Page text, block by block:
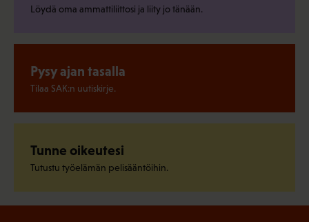
Löydä oma ammattiliittosi ja liity jo tänään.
Pysy ajan tasalla
Tilaa SAK:n uutiskirje.
Tunne oikeutesi
Tutustu työelämän pelisääntöihin.